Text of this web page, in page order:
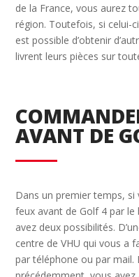
de la France, vous aurez
région. Toutefois, si celui-
est possible d’obtenir
livrent leurs pièces sur
AVANT DE
Dans un premier temps,
feux avant de Golf 4 par
avez deux possibilités.
centre de VHU qui vous a
par téléphone ou par mail.